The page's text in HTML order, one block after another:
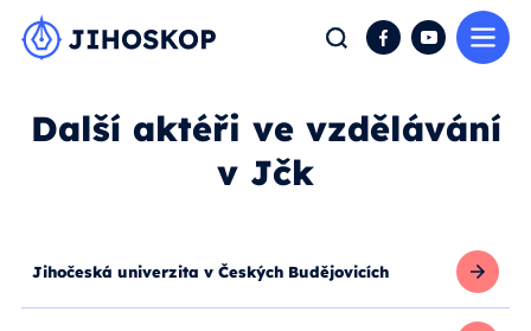
Hledat FacebookYouTube
Další aktéři ve vzdělávání
v Jčk
Jihočeská univerzita v Českých Budějovicích